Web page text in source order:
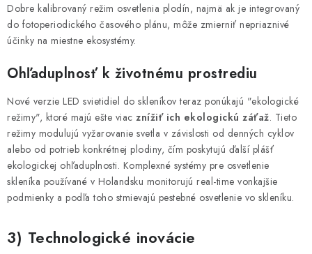
Dobre kalibrovaný režim osvetlenia plodín, najmä ak je integrovaný
do fotoperiodického časového plánu, môže zmierniť nepriaznivé
účinky na miestne ekosystémy.
Ohľaduplnosť k životnému prostrediu
Nové verzie LED svietidiel do skleníkov teraz ponúkajú "ekologické
režimy", ktoré majú ešte viac znížiť ich ekologickú záťaž. Tieto
režimy modulujú vyžarovanie svetla v závislosti od denných cyklov
alebo od potrieb konkrétnej plodiny, čím poskytujú ďalší plášť
ekologickej ohľaduplnosti. Komplexné systémy pre osvetlenie
skleníka používané v Holandsku monitorujú real-time vonkajšie
podmienky a podľa toho stmievajú pestebné osvetlenie vo skleníku.
3) Technologické inovácie